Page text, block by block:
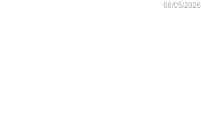
08/05/2026